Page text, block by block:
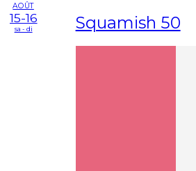
AOÛT
15-16
sa - di Squamish 50